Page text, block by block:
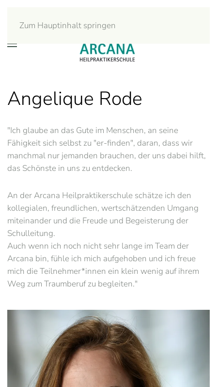
Zum Hauptinhalt springen
Angelique Rode
"Ich glaube an das Gute im Menschen, an seine
Fähigkeit sich selbst zu "er-finden", daran, dass wir
manchmal nur jemanden brauchen, der uns dabei hilft,
das Schönste in uns zu entdecken.
An der Arcana Heilpraktikerschule schätze ich den
kollegialen, freundlichen, wertschätzenden Umgang
miteinander und die Freude und Begeisterung der
Schulleitung.
Auch wenn ich noch nicht sehr lange im Team der
Arcana bin, fühle ich mich aufgehoben und ich freue
mich die Teilnehmer*innen ein klein wenig auf ihrem
Weg zum Traumberuf zu begleiten."